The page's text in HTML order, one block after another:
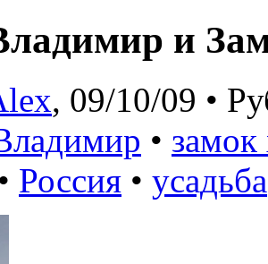
и
, 09/10/09 •
• замок
• Россия • усадьба